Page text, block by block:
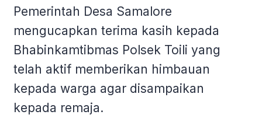
Pemerintah Desa Samalore
mengucapkan terima kasih kepada
Bhabinkamtibmas Polsek Toili yang
telah aktif memberikan himbauan
kepada warga agar disampaikan
kepada remaja.